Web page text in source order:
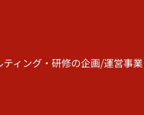
ィング・研修の企画/運営事業